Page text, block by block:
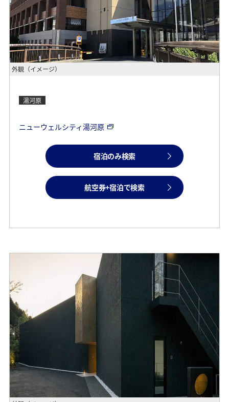
外観（イメージ）
湯河原
ニューウェルシティ湯河原
宿泊のみ検索
航空券+宿泊で検索